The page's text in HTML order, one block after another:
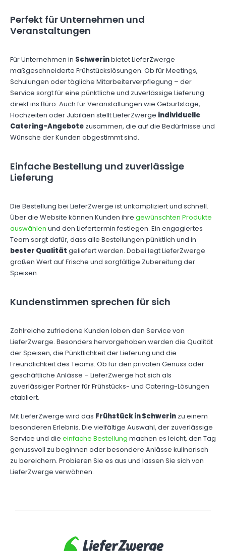
Perfekt für Unternehmen und
Veranstaltungen
Für Unternehmen in Schwerinbietet LieferZwerge
maßgeschneiderte Frühstückslösungen. Ob für Meetings,
Schulungen oder tägliche Mitarbeiterverpflegung – der
Service sorgt für eine pünktliche und zuverlässige Lieferung
direkt ins Büro. Auch für Veranstaltungen wie Geburtstage,
Hochzeiten oder Jubiläen stellt LieferZwerge individuelle
Catering-Angebote zusammen, die auf die Bedürfnisse und
Wünsche der Kunden abgestimmt sind.
Einfache Bestellung und zuverlässige
Lieferung
Die Bestellung bei LieferZwerge ist unkompliziert und schnell.
Über die Website können Kunden ihre gewünschten Produkte
auswählen und den Liefertermin festlegen. Ein engagiertes
Team sorgt dafür, dass alle Bestellungen pünktlich und in
bester Qualität geliefert werden. Dabei legt LieferZwerge
großen Wert auf Frische und sorgfältige Zubereitung der
Speisen.
Kundenstimmen sprechen für sich
Zahlreiche zufriedene Kunden loben den Service von
LieferZwerge. Besonders hervorgehoben werden die Qualität
der Speisen, die Pünktlichkeit der Lieferung und die
Freundlichkeit des Teams. Ob für den privaten Genuss oder
geschäftliche Anlässe – LieferZwerge hat sich als
zuverlässiger Partner für Frühstücks- und Catering-Lösungen
etabliert.
Mit LieferZwerge wird das Frühstück in Schwerin zu einem
besonderen Erlebnis. Die vielfältige Auswahl, der zuverlässige
Service und die einfache Bestellung machen es leicht, den Tag
genussvoll zu beginnen oder besondere Anlässe kulinarisch
zu bereichern. Probieren Sie es aus und lassen Sie sich von
LieferZwerge verwöhnen.